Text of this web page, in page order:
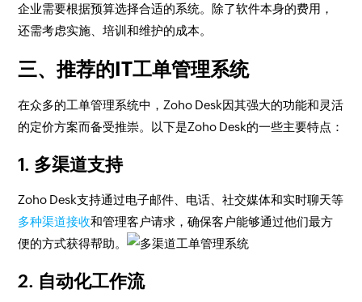
企业需要根据预算选择合适的系统。除了软件本身的费用，
还需考虑实施、培训和维护的成本。
三、推荐的IT工单管理系统
在众多的工单管理系统中，Zoho Desk因其强大的功能和灵活
的定价方案而备受推崇。以下是Zoho Desk的一些主要特点：
1. 多渠道支持
Zoho Desk支持通过电子邮件、电话、社交媒体和实时聊天等
多种渠道接收和管理客户请求，确保客户能够通过他们最方
便的方式获得帮助。
2. 自动化工作流